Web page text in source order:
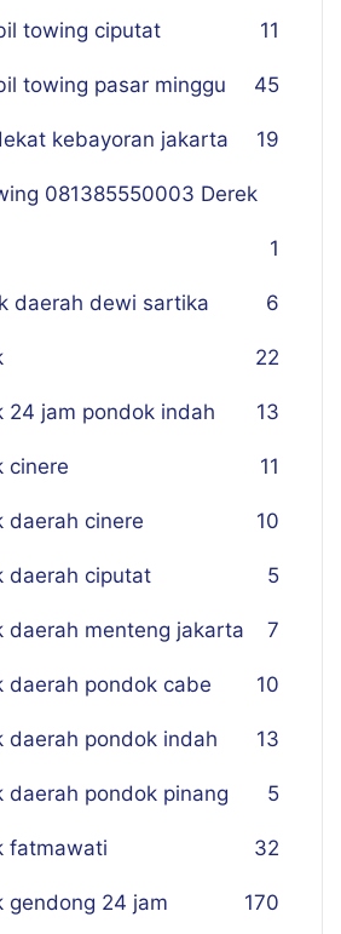
towing ciputat 11
towing pasar minggu 45
kebayoran jakarta 19
081385550003 Derek
1
daerah dewi sartika 6
22
24 jam pondok indah 13
cinere 11
daerah cinere 10
daerah ciputat 5
daerah menteng jakarta 7
daerah pondok cabe 10
daerah pondok indah 13
daerah pondok pinang 5
fatmawati 32
gendong 24 jam 170